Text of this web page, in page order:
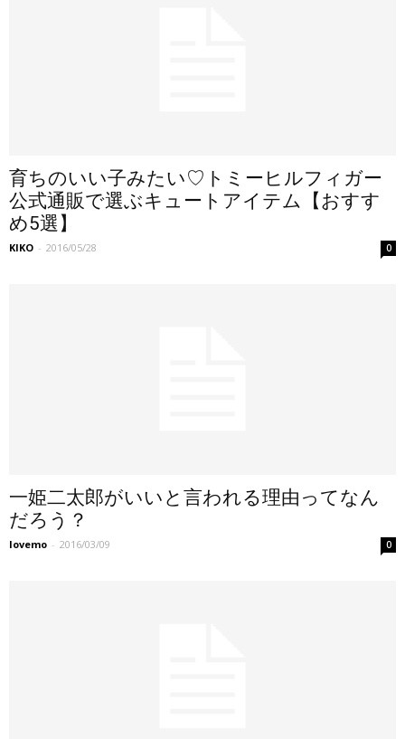
育ちのいい子みたい♡トミーヒルフィガー
公式通販で選ぶキュートアイテム【おすす
め5選】
KIKO - 2016/05/28 0
一姫二太郎がいいと言われる理由ってなん
だろう？
lovemo - 2016/03/09 0